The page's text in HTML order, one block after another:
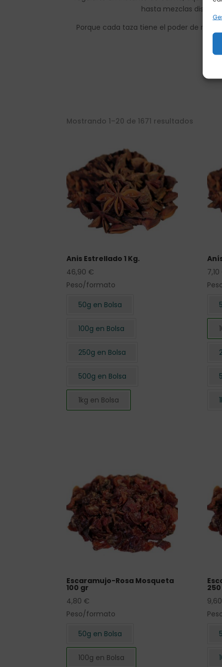
hasta mezclas
Porque cada taza tiene el poder de
Mostrando 1–20 de 1671 resultados
Anis Estrellado 1 Kg.
46,90 €
Peso/formato
50g en Bolsa
100g en Bolsa
250g en Bolsa
500g en Bolsa
1kg en Bolsa
7,10
Escaramujo-Rosa Mosqueta
100 gr
4,80 €
Peso/formato
50g en Bolsa
100g en Bolsa
9,60